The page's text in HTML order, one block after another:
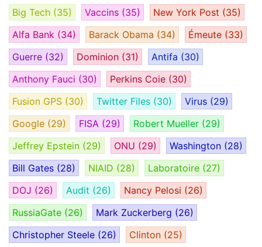
Big Tech (35) Vaccins (35) New York Post (35)
Alfa Bank (34) Barack Obama (34) Émeute (33)
Guerre (32) Dominion (31) Antifa (30)
Anthony Fauci (30) Perkins Coie (30)
Fusion GPS (30) Twitter Files (30) Virus (29)
Google (29) FISA (29) Robert Mueller (29)
Jeffrey Epstein (29) ONU (29) Washington (28)
Bill Gates (28) NIAID (28) Laboratoire (27)
DOJ (26) Audit (26) Nancy Pelosi (26)
RussiaGate (26) Mark Zuckerberg (26)
Christopher Steele (26) Clinton (25)